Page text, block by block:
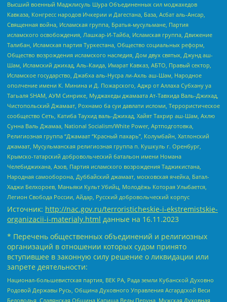
Высший военный Маджлисуль Шура Объединенных сил моджахедов
Кавказа, Конгресс народов Ичкерии и Дагестана, База, Асбат аль-Ансар,
Священная война, Исламская группа, Братья-мусульмане, Партия
исламского освобождения, Лашкар-И-Тайба, Исламская группа, Движение
Талибан, Исламская партия Туркестана, Общество социальных реформ,
Общество возрождения исламского наследия, Дом двух святых, Джунд аш-
Шам, Исламский джихад, Аль-Каида, Имарат Кавказ, АБТО, Правый сектор,
Исламское государство, Джабха аль-Нусра ли-Ахль аш-Шам, Народное
ополчение имени К. Минина и Д. Пожарского, Аджр от Аллаха Субхану уа
Тагьаля SHAM, АУМ Синрике, Муджахеды джамаата Ат-Тавхида Валь-Джихад,
Чистопольский Джамаат, Рохнамо ба суи давлати исломи, Террористическое
сообщество Сеть, Катиба Таухид валь-Джихад, Хайят Тахрир аш-Шам, Ахлю
Сунна Валь Джамаа, National Socialism/White Power, Артподготовка,
Религиозная группа “Джамаат “Красный пахарь”, Колумбайн, Хатлонский
джамаат, Мусульманская религиозная группа п. Кушкуль г. Оренбург,
Крымско-татарский добровольческий батальон имени Номана
Челебиджихана, Азов, Партия исламского возрождения Таджикистана,
Народная самооборона, Дуббайский джамаат, московская ячейка, Батал-
Хаджи Белхороев, Маньяки Культ Убийц, Молодёжь Которая Улыбается,
Легион Свобода России, Айдар, Русский добровольческий корпус
Источник: http://nac.gov.ru/terroristicheskie-i-ekstremistskie-
organizacii-i-materialy.html данные на 16.11.2023
* Перечень общественных объединений и религиозных
организаций в отношении которых судом принято
вступившее в законную силу решение о ликвидации или
запрете деятельности:
Национал-большевистская партия, ВЕК РА, Рада земли Кубанской Духовно
Родовой Державы Русь, Община Духовного Управления Асгардской Веси
Беловодья, Славянская Община Капища Веды Перуна, Мужская Духовная